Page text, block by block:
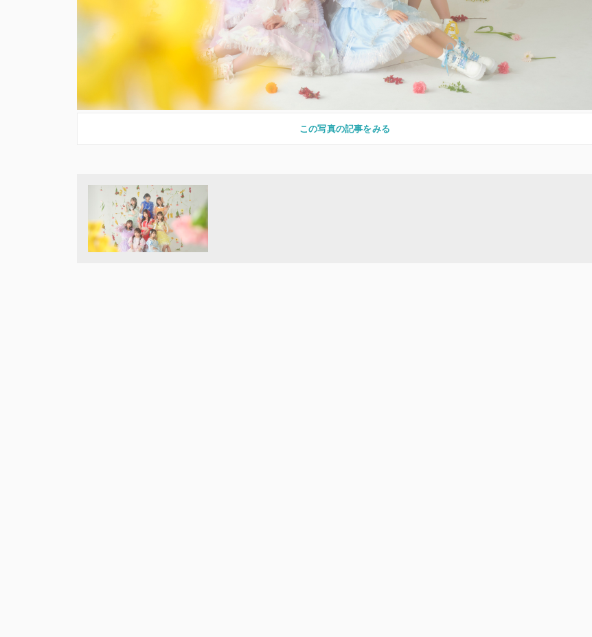
この写真の記事をみる